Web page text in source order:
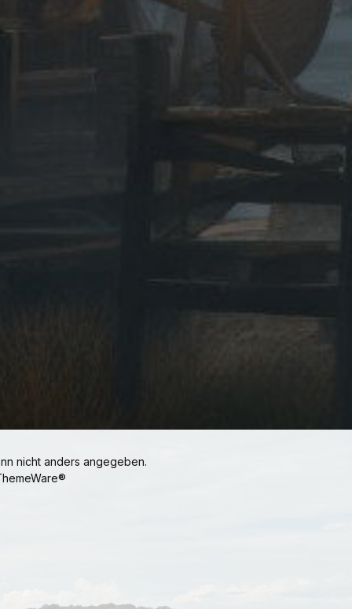
nicht anders angegeben.